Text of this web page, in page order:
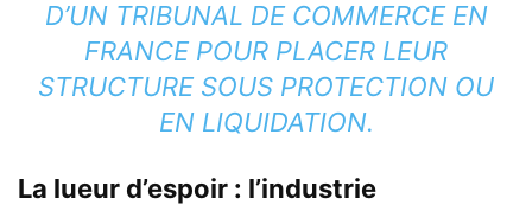
D’UN TRIBUNAL DE COMMERCE EN
FRANCE POUR PLACER LEUR
STRUCTURE SOUS PROTECTION OU
EN LIQUIDATION.
La lueur d’espoir : l’industrie